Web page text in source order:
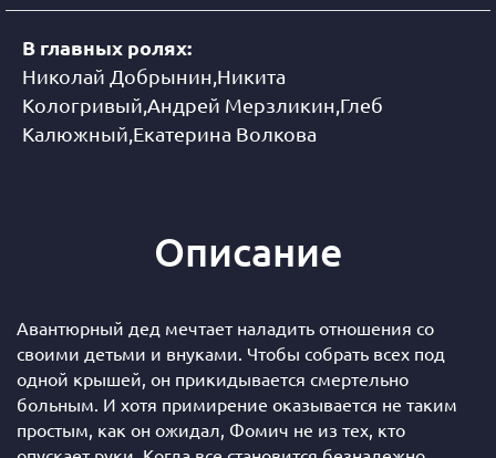
В главных ролях:
Николай Добрынин,Никита
Кологривый,Андрей Мерзликин,Глеб
Калюжный,Екатерина Волкова
Описание
Авантюрный дед мечтает наладить отношения со
своими детьми и внуками. Чтобы собрать всех под
одной крышей, он прикидывается смертельно
больным. И хотя примирение оказывается не таким
простым, как он ожидал, Фомич не из тех, кто